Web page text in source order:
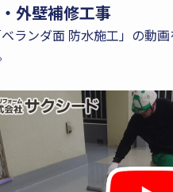
外壁補修工事
ランダ面 防水施工」の動画